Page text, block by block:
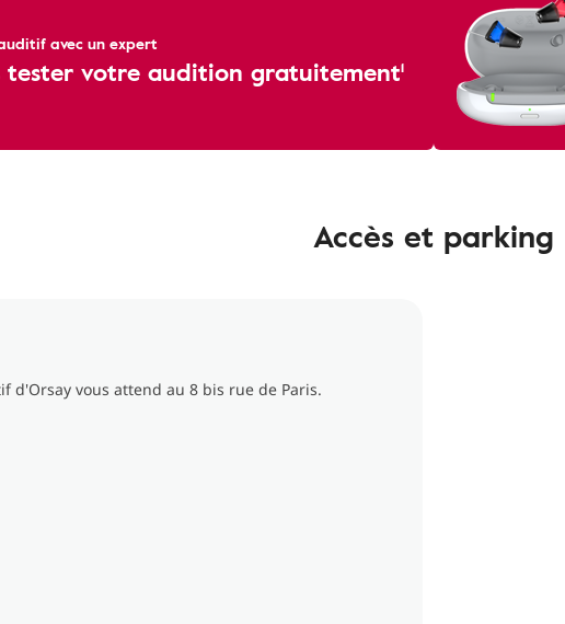
avec un expert
tester votre audition gratuitement¹
Accès et parking
d'Orsay vous attend au 8 bis rue de Paris.